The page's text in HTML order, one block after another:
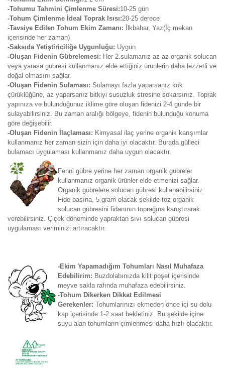
-Tohumu Tahmini Çimlenme Süresi:10-25 gün
-Tohum Çimlenme İdeal Toprak Isısı:20-25 derece
-Tavsiye Edilen Tohum Ekim Zamanı:
İlkbahar, Yaz(İç mekan
içerisinde her zaman)
-Saksıda Yetiştiriciliğe Uygunluğu: Uygun
-Oluşan Fidenin Gübrelemesi: Her 2.sulamanız az az organik solucan
veya yarasa gübresi kullanmanız elde ettiğiniz ürünlerin daha lezzetli ve
doğal olmasını sağlar.
-Oluşan Fidenin Sulaması: Sulamayı fazla yaparsanız kök
çürüklüğüne, az yaparsanız bitkiyi susuzluk stresine sokarsınız. Toprak
yapınıza ve bulunduğunuz iklime göre oluşan fidenizi 2-4 günde bir
sulayabilirsiniz. Bu zaman aralığı bölgeye, fidenin bulunduğu konuma
göre değişebilir.
-Oluşan Fidenin İlaçlaması: Kimyasal ilaç yerine organik karışımlar
kullanmanız her zaman sizin için daha iyi olacaktır. Burada gülleci
bulamacı uygulaması kullanmanız daha uygun olacaktır.
Fenni gübre yerine her zaman organik gübreler
kullanmanız organik ürünler elde etmenizi sağlar.
Organik gübrelere solucan gübresi kullanabilirsiniz.
Fide başına, 5 gram olacak şekilde toz organik
solucan gübresini fidanının toprağına karıştırarak
verebilirsiniz. Çiçek döneminde yapraktan sıvı solucan gübresi
uygulaması veriminizi artıracaktır.
-Ekim Yapamadığım Tohumları Nasıl Muhafaza
Edebilirim: Buzdolabınızda kilit poşet içerisinde
meyve sakla rafında muhafaza edebilirsiniz.
-Tohum Dikerken Dikkat Edilmesi
Gerekenler: Tohumlarınızı ekmeden önce içi su dolu
kap içerisinde 1-2 saat bekletiniz. Bu şekilde içine
suyu alan tohumların çimlenmesi daha hızlı olacaktır.